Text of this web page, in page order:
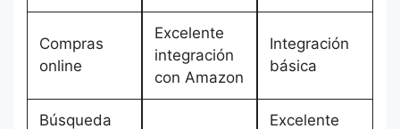
Compras
online
Excelente
integración
con Amazon
Integración
básica
Búsqueda
Excelente